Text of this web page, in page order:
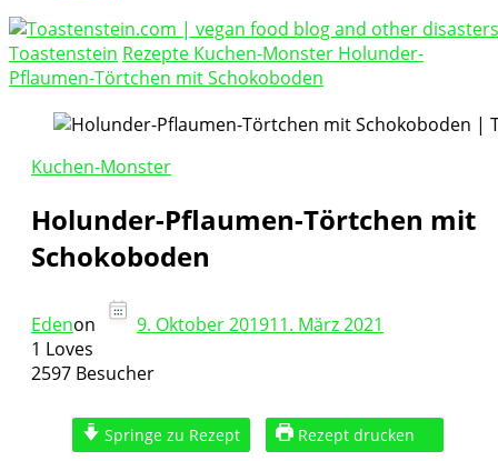
Toastenstein.com
vegan food blog
Toastenstein Rezepte Kuchen-Monster Holunder-
Pflaumen-Törtchen mit Schokoboden
Kuchen-Monster
Holunder-Pflaumen-Törtchen mit
Schokoboden
Edenon 9. Oktober 201911. März 2021
1 Loves
2597 Besucher
Springe zu Rezept Rezept drucken